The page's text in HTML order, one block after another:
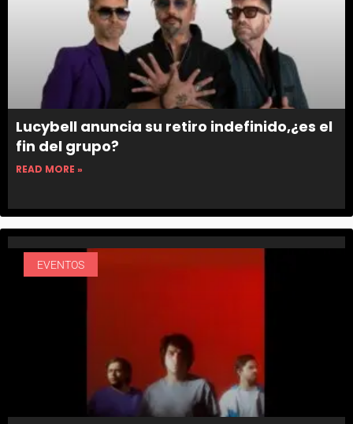
Lucybell anuncia su retiro indefinido,¿es el
fin del grupo?
READ MORE »
EVENTOS